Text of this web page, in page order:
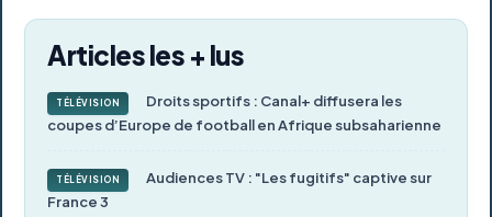
Articles les + lus
TÉLÉVISION
Droits sportifs : Canal+ diffusera les
coupes d’Europe de football en Afrique subsaharienne
TÉLÉVISION
Audiences TV : "Les fugitifs" captive sur
France 3